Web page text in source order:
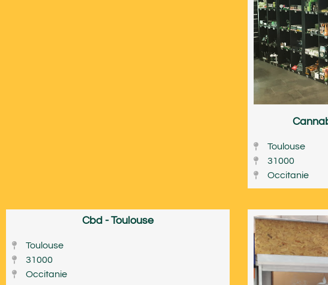
Toulouse
31000
Occitanie
Cbd - Toulouse
Toulouse
31000
Occitanie